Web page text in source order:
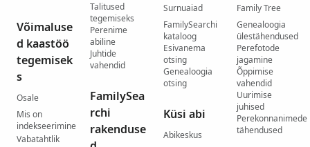
Võimaluse
d kaastöö
tegemisek
s
Osale
Mis on
indekseerimine
Vabatahtlik
Talitused
tegemiseks
Perenime
abiline
Juhtide
vahendid
FamilySea
rchi
rakenduse
Surnuaiad
FamilySearchi
kataloog
Esivanema
otsing
Genealoogia
otsing
Küsi abi
Abikeskus
Family Tree
Genealoogia
ülestähendused
Perefotode
jagamine
Õppimise
vahendid
Uurimise
juhised
Perekonnanimede
tähendused